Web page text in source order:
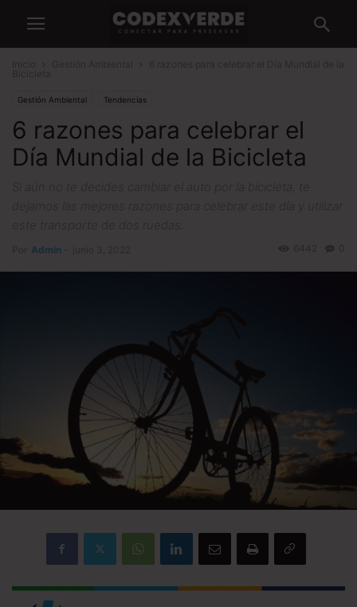
Gestión Ambiental Tendencias
6 razones para celebrar el
Día Mundial de la Bicicleta
Admin